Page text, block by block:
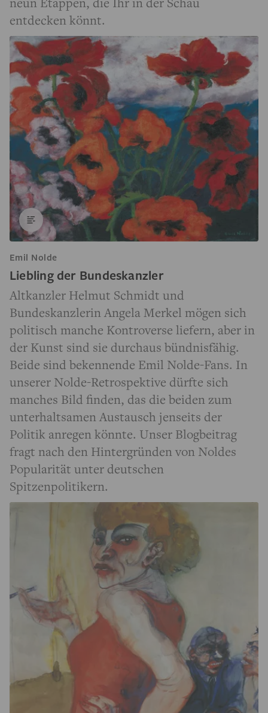
entdecken könnt.
Emil Nolde
Liebling der Bundeskanzler
Altkanzler Helmut Schmidt und
Bundeskanzlerin Angela Merkel mögen sich
politisch manche Kontroverse liefern, aber in
der Kunst sind sie durchaus bündnisfähig.
Beide sind bekennende Emil Nolde-Fans. In
unserer Nolde-Retrospektive dürfte sich
manches Bild finden, das die beiden zum
unterhaltsamen Austausch jenseits der
Politik anregen könnte. Unser Blogbeitrag
fragt nach den Hintergründen von Noldes
Popularität unter deutschen
Spitzenpolitikern.